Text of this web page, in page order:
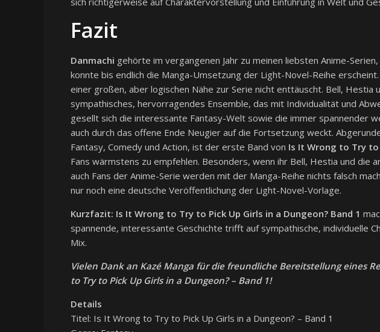
Fazit
Danmachi gehörte im vergangenen Jahr zu meinen liebsten Anime-
konnte bis endlich die Manga-Umsetzung der Light-Novel-Reihe
einer großen, aber logischen Nähe zur Serie nicht enttäuscht. Bell, Hestia
sympathisches, hervorragendes Ensemble, das mit Individualität und
gesellt sich die interessante Fantasy-Welt sowie die immer spannender
auch durch das offene Ende Neugier auf die Fortsetzung weckt.
Fantasy, Comedy und Action, ist der erste Band von Is It Wrong to Try to
Fans wärmstens zu empfehlen. Besonders, wenn ihr Bell, Hestia und die
auch Fans der Anime-Serie werden mit der Manga-Reihe nichts falsch
nur noch eine deutsche Veröffentlichung der Light-Novel-Vorlage.
Kurzfazit: Is It Wrong to Try to Pick Up Girls in a Dungeon? Band 1
spannende, interessante Geschichte trifft auf sympathische, individuelle
Mix.
Vielen Dank an Kazé Manga für die freundliche Bereitstellung eines
to Try to Pick Up Girls in a Dungeon? – Band 1!
Details
Titel: Is It Wrong to Try to Pick Up Girls in a Dungeon? – Band 1